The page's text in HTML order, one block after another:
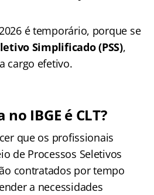
é temporário, porque se
Simplificado (PSS),
cargo efetivo.
IBGE é CLT?
que os profissionais
de Processos Seletivos
contratados por tempo
a necessidades